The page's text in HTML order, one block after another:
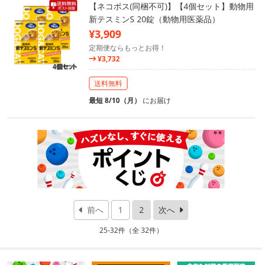
【ネコポス(同梱不可)】【4個セット】動物用
新テスミンS 20錠（動物用医薬品）
¥3,909
定期便ならもっとお得！
¥3,732
送料無料
最短 8/10（月） にお届け
前へ 1 2 次へ
25-32件（全 32件）